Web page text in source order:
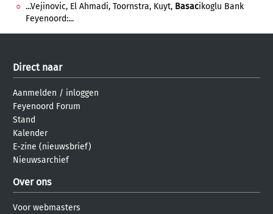
...Vejinovic, El Ahmadi, Toornstra, Kuyt, Basacikoglu Bank
Feyenoord:...
Direct naar
Aanmelden / inloggen
Feyenoord Forum
Stand
Kalender
E-zine (nieuwsbrief)
Nieuwsarchief
Over ons
Voor webmasters